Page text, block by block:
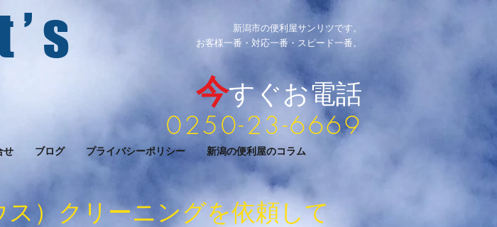
s
新潟市の便利屋サンリツです。
お客様一番・対応一番・スピード一番。​
今すぐお電話
0250-23-6669
せ ブログ プライバシーポリシー 新潟の便利屋のコラム
）クリーニングを依頼して